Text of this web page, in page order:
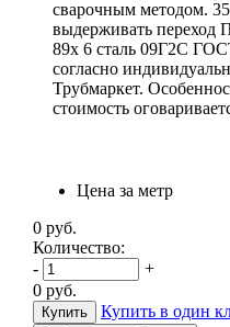
сварочным методом.
выдерживать переход
89х 6 сталь 09Г2С
согласно
Трубмаркет.
стоимость
Цена за метр
0 руб.
Количество:
-
+
0 руб.
Купить в один